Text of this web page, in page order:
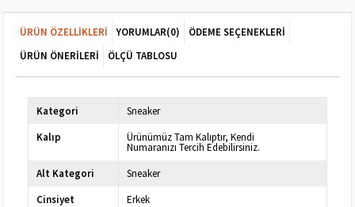
ÜRÜN ÖZELLIKLERI YORUMLAR(0)
ÖDEME SEÇENEKLERI
ÜRÜN ÖNERILERI
ÖLÇÜ TABLOSU
Kategori
Sneaker
Kalıp
Ürünümüz Tam Kalıptır, Kendi
Numaranızı Tercih Edebilirsiniz.
Alt Kategori
Sneaker
Cinsiyet
Erkek